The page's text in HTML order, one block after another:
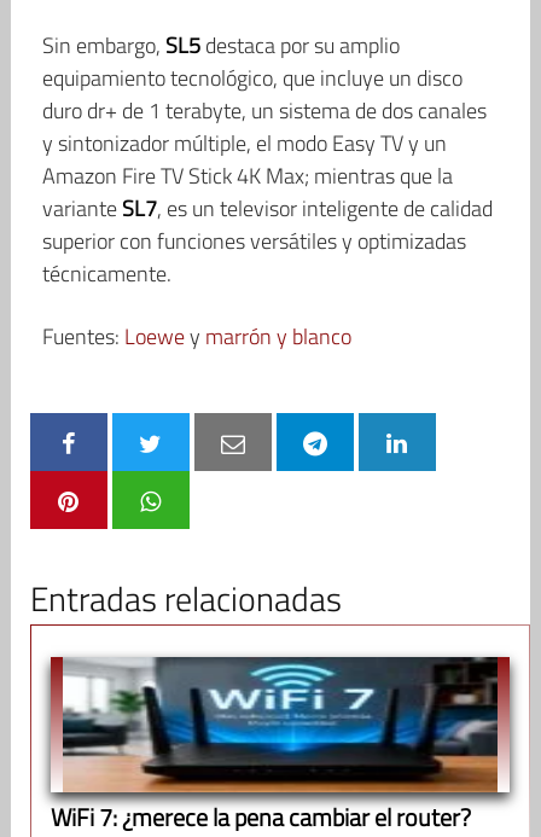
Sin embargo, SL5destaca por su amplio
equipamiento tecnológico, que incluye un disco
duro dr+ de 1 terabyte, un sistema de dos canales
y sintonizador múltiple, el modo Easy TV y un
Amazon Fire TV Stick 4K Max; mientras que la
varianteSL7, es un televisor inteligente de calidad
superior con funciones versátiles y optimizadas
técnicamente.
Fuentes: Loewey marrón y blanco
Entradas relacionadas
WiFi 7: ¿merece la pena cambiar el router?